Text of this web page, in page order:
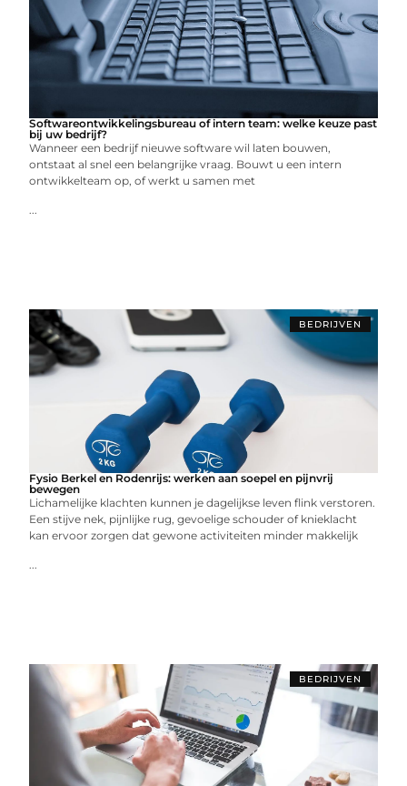
Softwareontwikkelingsbureau of intern team: welke keuze past
bij uw bedrijf?
Wanneer een bedrijf nieuwe software wil laten bouwen,
ontstaat al snel een belangrijke vraag. Bouwt u een intern
ontwikkelteam op, of werkt u samen met
...
BEDRIJVEN
Fysio Berkel en Rodenrijs: werken aan soepel en pijnvrij
bewegen
Lichamelijke klachten kunnen je dagelijkse leven flink verstoren.
Een stijve nek, pijnlijke rug, gevoelige schouder of knieklacht
kan ervoor zorgen dat gewone activiteiten minder makkelijk
...
BEDRIJVEN